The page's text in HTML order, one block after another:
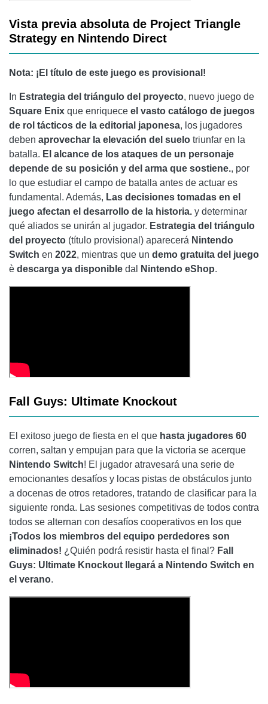
Vista previa absoluta de Project Triangle
Strategy en Nintendo Direct
Nota: ¡El título de este juego es provisional!
In Estrategia del triángulo del proyecto, nuevo juego de
Square Enix que enriquece el vasto catálogo de juegos
de rol tácticos de la editorial japonesa, los jugadores
deben aprovechar la elevación del suelo triunfar en la
batalla. El alcance de los ataques de un personaje
depende de su posición y del arma que sostiene., por
lo que estudiar el campo de batalla antes de actuar es
fundamental. Además, Las decisiones tomadas en el
juego afectan el desarrollo de la historia. y determinar
qué aliados se unirán al jugador. Estrategia del triángulo
del proyecto (título provisional) aparecerá Nintendo
Switch en 2022, mientras que un demo gratuita del juego
è descarga ya disponible dal Nintendo eShop.
Fall Guys: Ultimate Knockout
El exitoso juego de fiesta en el que hasta jugadores 60
corren, saltan y empujan para que la victoria se acerque
Nintendo Switch! El jugador atravesará una serie de
emocionantes desafíos y locas pistas de obstáculos junto
a docenas de otros retadores, tratando de clasificar para la
siguiente ronda. Las sesiones competitivas de todos contra
todos se alternan con desafíos cooperativos en los que
¡Todos los miembros del equipo perdedores son
eliminados! ¿Quién podrá resistir hasta el final? Fall
Guys: Ultimate Knockout
llegará a Nintendo Switch en
el verano.